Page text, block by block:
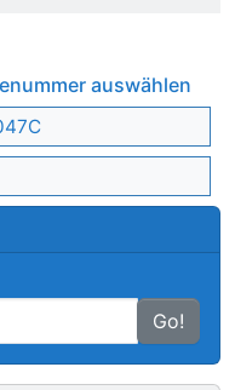
auswählen
Go!